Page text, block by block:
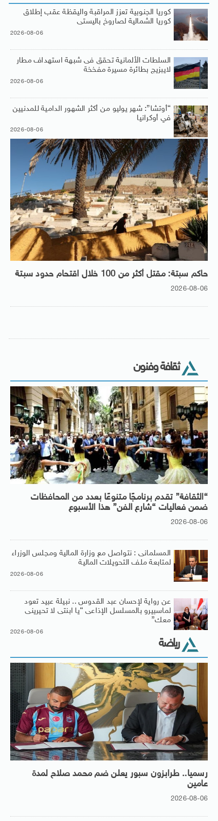
كوريا الجنوبية تعزز المراقبة واليقظة عقب إطلاق
كوريا الشمالية لصاروخ باليستى
2026-08-06
السلطات الألمانية تحقق فى شبهة استهداف مطار
لايبزيج بطائرة مسيرة مفخخة
2026-08-06
“أوتشا”: شهر يوليو من أكثر الشهور الدامية للمدنيين
في أوكرانيا
2026-08-06
حاكم سبتة: مقتل أكثر من 100 خلال اقتحام حدود سبتة
2026-08-06
ثقافة وفنون
“الثقافة” تقدم برنامجًا متنوعًا بعدد من المحافظات
ضمن فعاليات “شارع الفن” هذا الأسبوع
2026-08-06
المسلمانى : نتواصل مع وزارة المالية ومجلس الوزراء
لمتابعة ملف التحويلات المالية
2026-08-06
عن رواية لإحسان عبد القدوس .. نبيلة عبيد تعود
لماسبيرو بالمسلسل الإذاعى “يا ابنتى لا تحيرينى
معك”
2026-08-06
رياضة
رسميا.. طرابزون سبور يعلن ضم محمد صلاح لمدة
عامين
2026-08-06